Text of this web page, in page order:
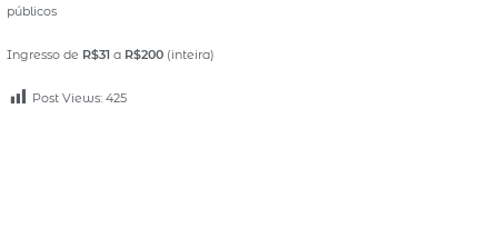
públicos
Ingresso de R$31a R$200 (inteira)
Post Views: 425